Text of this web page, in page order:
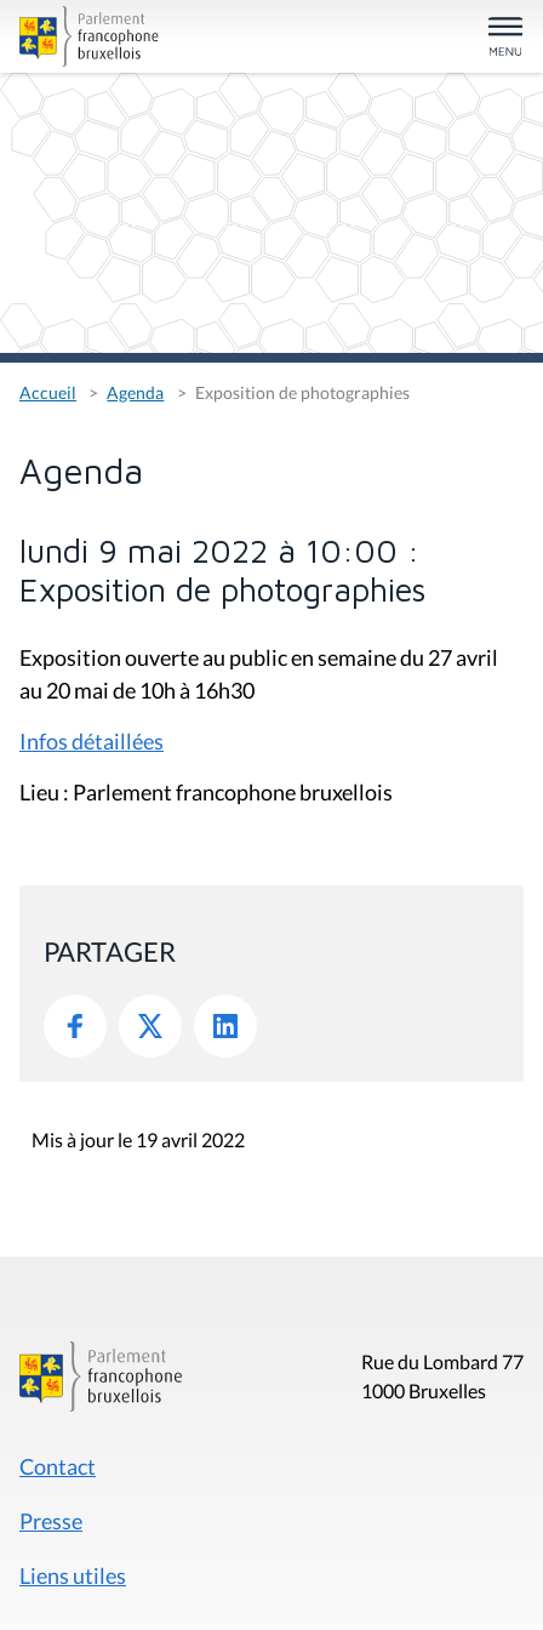
Accueil Agenda Exposition de photographies
Agenda
lundi 9 mai 2022 à 10:00 :
Exposition de photographies
Exposition ouverte au public en semaine du 27 avril
au 20 mai de 10h à 16h30
Infos détaillées
Lieu : Parlement francophone bruxellois
PARTAGER
Mis à jour le 19 avril 2022
Rue du Lombard 77
1000 Bruxelles
Contact
Presse
Liens utiles